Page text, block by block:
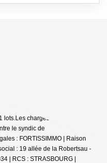
charges annuelles sont
le syndic de
: FORTISSIMMO | Raison
: 19 allée de la Robertsau -
| RCS : STRASBOURG |